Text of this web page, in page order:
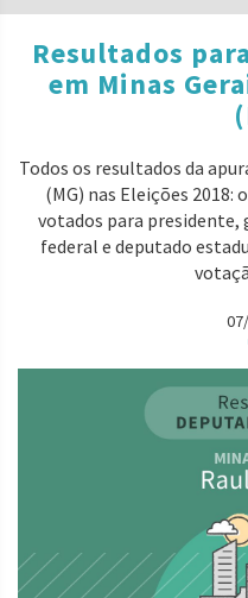
Resultados
em Minas
Todos os resultados da
(MG) nas Eleições 2018:
votados para presidente,
federal e deputado